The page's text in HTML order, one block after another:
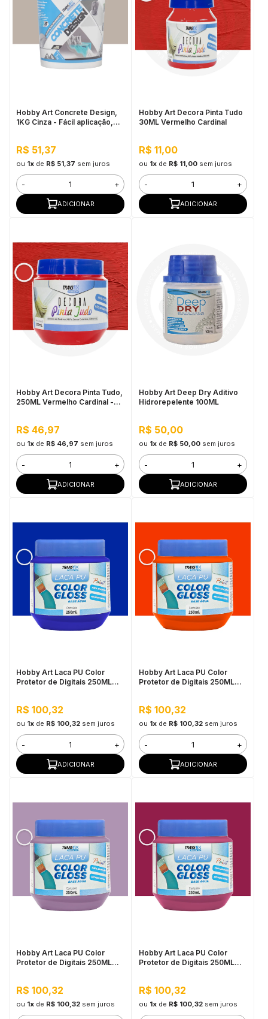
Hobby Art Concrete Design,
1KG Cinza - Fácil aplicação,
R$ 51,37
ou 1xde R$ 51,37 sem juros
- +
ADICIONAR
Hobby Art Decora Pinta Tudo
30ML Vermelho Cardinal
R$ 11,00
ou 1xde R$ 11,00 sem juros
- +
ADICIONAR
Hobby Art Decora Pinta Tudo,
250ML Vermelho Cardinal -
R$ 46,97
ou 1xde R$ 46,97 sem juros
- +
ADICIONAR
Hobby Art Deep Dry Aditivo
Hidrorepelente 100ML
R$ 50,00
ou 1xde R$ 50,00 sem juros
- +
ADICIONAR
Hobby Art Laca PU Color
Protetor de Digitais 250ML
R$ 100,32
ou 1xde R$ 100,32 sem juros
- +
ADICIONAR
Hobby Art Laca PU Color
Protetor de Digitais 250ML
R$ 100,32
ou 1xde R$ 100,32 sem juros
- +
ADICIONAR
Hobby Art Laca PU Color
Protetor de Digitais 250ML
R$ 100,32
ou 1xde R$ 100,32 sem juros
Hobby Art Laca PU Color
Protetor de Digitais 250ML
R$ 100,32
ou 1xde R$ 100,32 sem juros